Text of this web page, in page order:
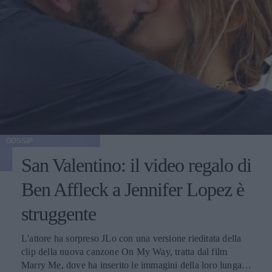
San Valentino: il video regalo di
Ben Affleck a Jennifer Lopez è
struggente
L'attore ha sorpreso JLo con una versione rieditata della
clip della nuova canzone On My Way, tratta dal film
Marry Me, dove ha inserito le immagini della loro lunga